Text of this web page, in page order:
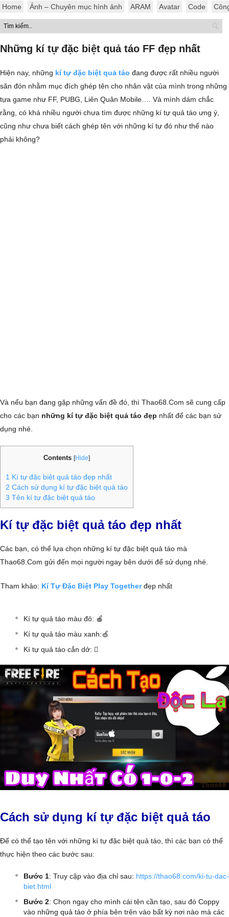
Home Ảnh – Chuyên mục hình ảnh ARAM Avatar Code
Những kí tự đặc biệt quả táo FF đẹp nhất
Hiện nay, những kí tự đặc biệt quả táo đang được rất nhiều người
săn đón nhằm mục đích ghép tên cho nhân vật của mình trong những
tựa game như FF, PUBG, Liên Quân Mobile…. Và mình dám chắc
rằng, có khá nhiều người chưa tìm được những kí tự quả táo ưng ý,
cũng như chưa biết cách ghép tên với những kí tự đó như thế nào
phải không?
Và nếu bạn đang gặp những vấn đề đó, thì Thao68.Com sẽ cung cấp
cho các bạn những kí tự đặc biệt quả táo đẹp nhất để các bạn sử
dụng nhé.
Contents [Hide]
1 Kí tự đặc biệt quả táo đẹp nhất
2 Cách sử dụng kí tự đặc biệt quả táo
3 Tên kí tự đặc biệt quả táo
Kí tự đặc biệt quả táo đẹp nhất
Các bạn, có thể lựa chọn những kí tự đặc biệt quả táo mà
Thao68.Com gửi đến mọi người ngay bên dưới để sử dụng nhé.
Tham khảo: Kí Tự Đặc Biệt Play Togetherđẹp nhất
Kí tự quả táo màu đỏ: 🍎
Kí tự quả táo màu xanh:🍏
Kí tự quả táo cắn dở: 
Cách sử dụng kí tự đặc biệt quả táo
Để có thể tạo tên với những kí tự đặc biệt quả táo, thì các bạn có thể
thực hiện theo các bước sau:
Bước 1: Truy cập vào địa chỉ sau: https://thao68.com/ki-tu-dac-
biet.html
Bước 2: Chọn ngay cho mình cái tên cần tạo, sau đó Coppy
vào những quả táo ở phía bên trên vào bất kỳ nơi nào mà các